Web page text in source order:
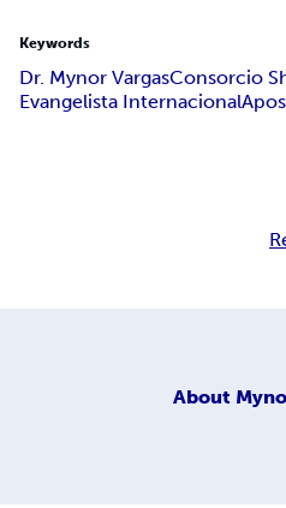
Keywords
Dr. Mynor VargasConsorcio
Evangelista Internacional
About